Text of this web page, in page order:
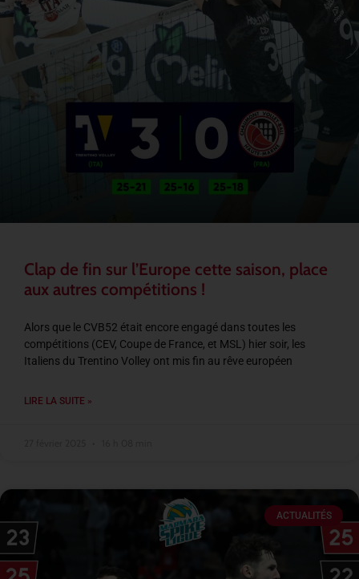
Clap de fin sur l’Europe cette saison, place
aux autres compétitions !
Alors que le CVB52 était encore engagé dans toutes les
compétitions (CEV, Coupe de France, et MSL) hier soir, les
Italiens du Trentino Volley ont mis fin au rêve européen
LIRE LA SUITE »
ACTUALITÉS